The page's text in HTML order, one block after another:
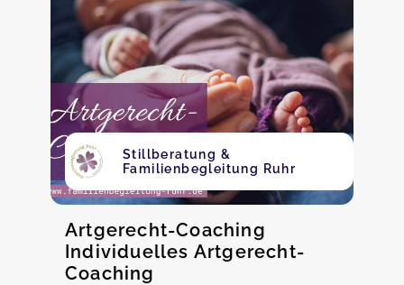
Stillberatung &
Familienbegleitung Ruhr
Artgerecht-Coaching
Individuelles Artgerecht-
Coaching